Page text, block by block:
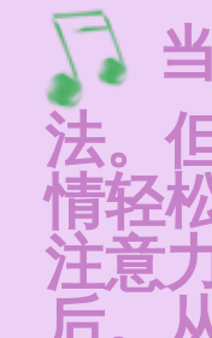
法。
情轻
注意
后。